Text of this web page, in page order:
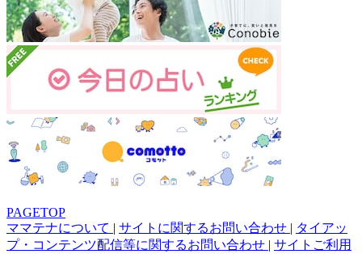
PAGETOP
ママテナについて | サイトに関するお問い合わせ | タイアッ
プ・コンテンツ配信等に関するお問い合わせ | サイトご利用